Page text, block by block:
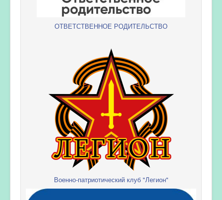
ОТВЕТСТВЕННОЕ РОДИТЕЛЬСТВО
Военно-патриотический клуб "Легион"